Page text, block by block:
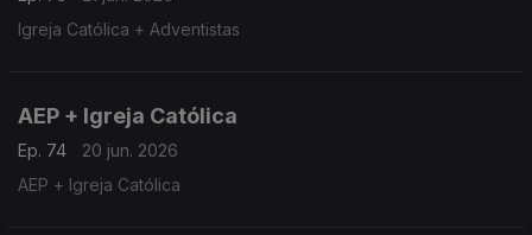
Igreja Católica + Adventistas
AEP + Igreja Católica
Ep. 74
20 jun. 2026
AEP + Igreja Católica